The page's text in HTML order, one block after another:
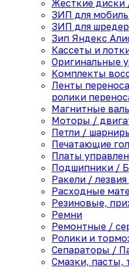
Жесткие диски
ЗИП для
ЗИП для
Зип Яндекс
Кассеты и
Оригинальные
Комплекты
Ленты
ролики
Магнитные
Моторы /
Петли /
Печатающие
Платы
Подшипники /
Ракели /
Расходные
Резиновые,
Ремни
Ремонтные /
Ролики и
Сепараторы /
Смазки, пасты,